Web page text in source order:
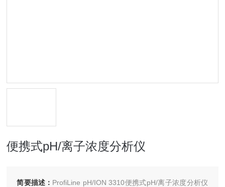
便携式pH/离子浓度分析仪
简要描述： ProfiLine pH/ION 3310便携式pH/离子浓度分析仪